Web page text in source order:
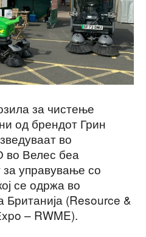
за чистење
од брендот Грин
во
Велес беа
управување со
се одржа во
(Resource &
– RWME).